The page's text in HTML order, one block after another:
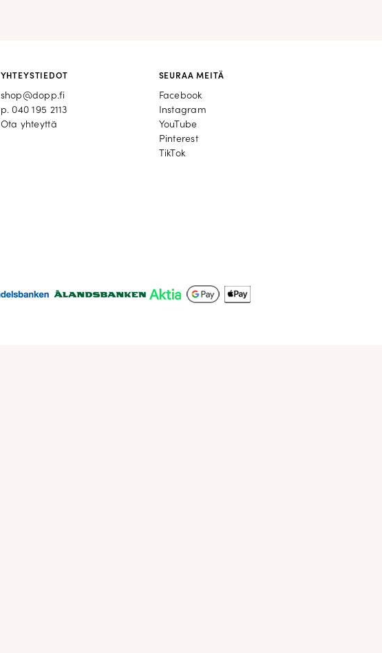
YHTEYSTIEDOT
shop@dopp.fi
p.040 195 2113
Ota yhteyttä
SEURAA MEITÄ
Facebook
Facebook
Instagram
Instagram
YouTube
YouTube
Pinterest
Pinterest
TikTok
TikTok